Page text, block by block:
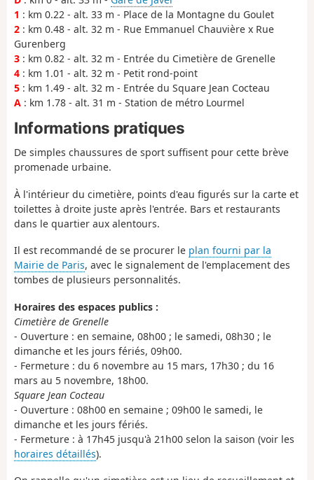
1 : km 0.22 - alt. 33 m - Place de la Montagne du Goulet
2 : km 0.48 - alt. 32 m - Rue Emmanuel Chauvière x Rue
Gurenberg
3 : km 0.82 - alt. 32 m - Entrée du Cimetière de Grenelle
4 : km 1.01 - alt. 32 m - Petit rond-point
5 : km 1.49 - alt. 32 m - Entrée du Square Jean Cocteau
A : km 1.78 - alt. 31 m - Station de métro Lourmel
Informations pratiques
De simples chaussures de sport suffisent pour cette brève
promenade urbaine.
À l'intérieur du cimetière, points d'eau figurés sur la carte et
toilettes à droite juste après l'entrée. Bars et restaurants
dans le quartier aux alentours.
Il est recommandé de se procurer le plan fourni par la
Mairie de Paris, avec le signalement de l'emplacement des
tombes de plusieurs personnalités.
Horaires des espaces publics :
Cimetière de Grenelle
- Ouverture : en semaine, 08h00 ; le samedi, 08h30 ; le
dimanche et les jours fériés, 09h00.
- Fermeture : du 6 novembre au 15 mars, 17h30 ; du 16
mars au 5 novembre, 18h00.
Square Jean Cocteau
- Ouverture : 08h00 en semaine ; 09h00 le samedi, le
dimanche et les jours fériés.
- Fermeture : à 17h45 jusqu'à 21h00 selon la saison (voir les
horaires détaillés).